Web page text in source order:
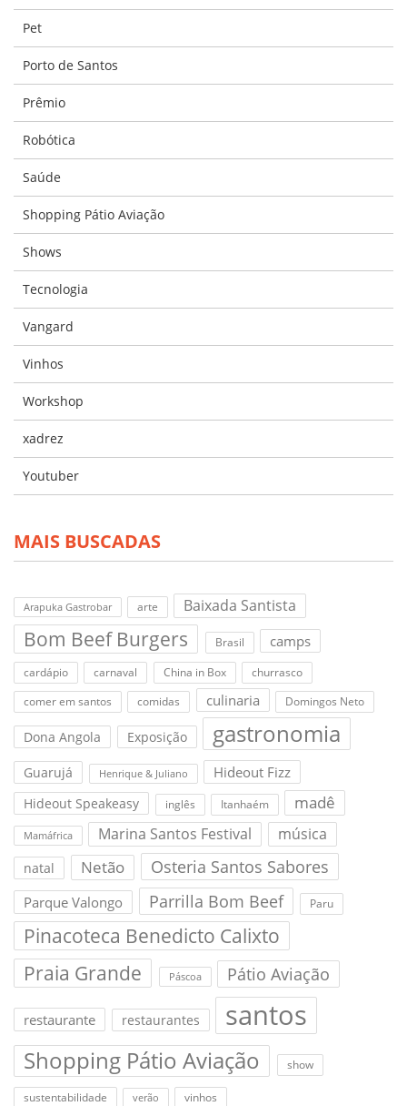
Pet
Porto de Santos
Prêmio
Robótica
Saúde
Shopping Pátio Aviação
Shows
Tecnologia
Vangard
Vinhos
Workshop
xadrez
Youtuber
MAIS BUSCADAS
Arapuka Gastrobar arte Baixada Santista
Bom Beef Burgers Brasil camps
cardápio carnaval China in Box
churrasco
comer em santos
comidas culinaria Domingos Neto
Dona Angola Exposição gastronomia
Guarujá Henrique & Juliano Hideout Fizz
Hideout Speakeasy inglês Itanhaém madê
Mamáfrica Marina Santos Festival música
natal Netão Osteria Santos Sabores
Parque Valongo Parrilla Bom Beef Paru
Pinacoteca Benedicto Calixto
Praia Grande
Páscoa Pátio Aviação
restaurante restaurantes santos
Shopping Pátio Aviação show
sustentabilidade verão vinhos